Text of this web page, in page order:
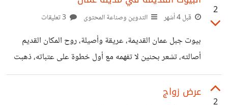
2
قبل 4 أشهر التدوين وصناعة المحتوى
بيوت جبل عمان القديمة، عريقة وأصيلة، روح المكان القديم
أصالته، تشعر بحنين لا تفهمه مع أول خطوة على عتباته، ذهبت
مرة لبيت من تلك البيوت القديمةقد تحول إلى مقهى ، بني في
عام 1920م، لعائلة معروفة ، وفيه مكان للحرف والصناعاتعرض زواج